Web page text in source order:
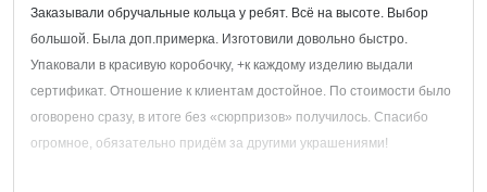
Заказывали обручальные кольца у ребят. Всё на высоте. Выбор
большой. Была доп.примерка. Изготовили довольно быстро.
Упаковали в красивую коробочку, +к каждому изделию выдали
сертификат. Отношение к клиентам достойное. По стоимости было
оговорено сразу, в итоге без «сюрпризов» получилось. Спасибо
огромное, обязательно придём за другими украшениями!